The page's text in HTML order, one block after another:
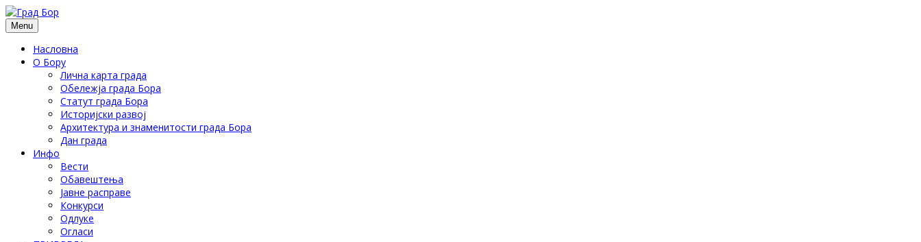
Menu
Насловна
О Бору
Лична карта града
Обележја града Бора
Статут града Бора
Историјски развој
Архитектура и знаменитости града Бора
Дан града
Инфо
Вести
Обавештења
Јавне расправе
Конкурси
Одлуке
Огласи